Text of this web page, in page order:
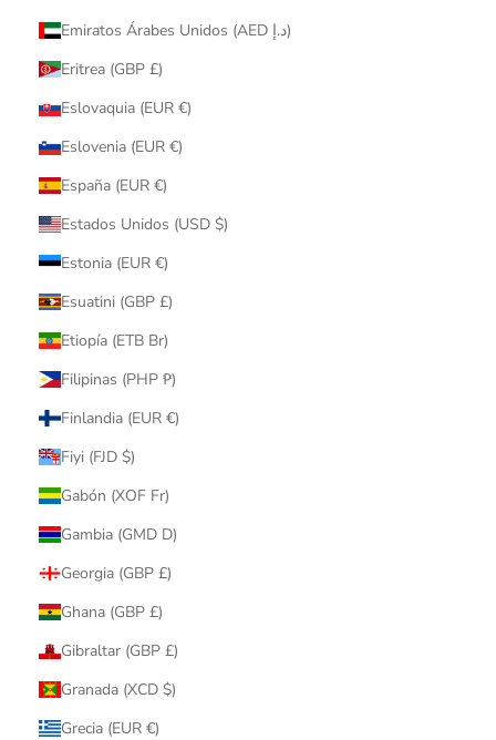
Emiratos Árabes Unidos (AED د.إ)
Eritrea (GBP £)
Eslovaquia (EUR €)
Eslovenia (EUR €)
España (EUR €)
Estados Unidos (USD $)
Estonia (EUR €)
Esuatini (GBP £)
Etiopía (ETB Br)
Filipinas (PHP ₱)
Finlandia (EUR €)
Fiyi (FJD $)
Gabón (XOF Fr)
Gambia (GMD D)
Georgia (GBP £)
Ghana (GBP £)
Gibraltar (GBP £)
Granada (XCD $)
Grecia (EUR €)